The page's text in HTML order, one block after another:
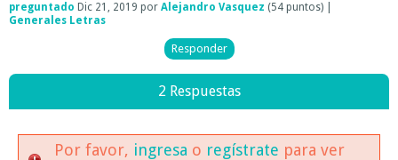
preguntado Dic 21, 2019 por Alejandro Vasquez (54 puntos)
Generales Letras
2 Respuestas
Por favor, ingresa o regístrate para ver